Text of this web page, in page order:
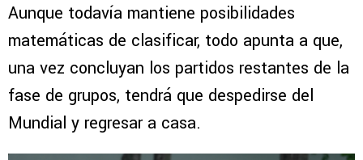
Aunque todavía mantiene posibilidades
matemáticas de clasificar, todo apunta a que,
una vez concluyan los partidos restantes de la
fase de grupos, tendrá que despedirse del
Mundial y regresar a casa.